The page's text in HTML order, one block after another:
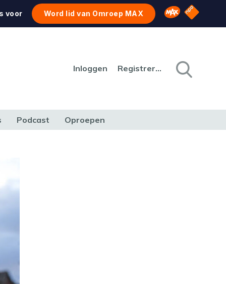
voor Word lid van Omroep MAX Omroep MAX
NPO
Inloggen Registreren
Podcast Oproepen